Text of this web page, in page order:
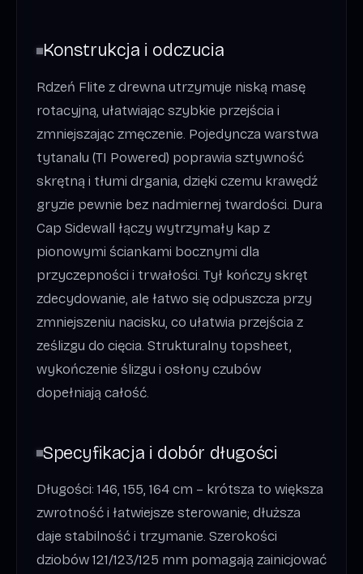
Konstrukcja i odczucia
Rdzeń Flite z drewna utrzymuje niską masę
rotacyjną, ułatwiając szybkie przejścia i
zmniejszając zmęczenie. Pojedyncza warstwa
tytanalu (TI Powered) poprawia sztywność
skrętną i tłumi drgania, dzięki czemu krawędź
gryzie pewnie bez nadmiernej twardości. Dura
Cap Sidewall łączy wytrzymały kap z
pionowymi ściankami bocznymi dla
przyczepności i trwałości. Tył kończy skręt
zdecydowanie, ale łatwo się odpuszcza przy
zmniejszeniu nacisku, co ułatwia przejścia z
ześlizgu do cięcia. Strukturalny topsheet,
wykończenie ślizgu i osłony czubów
dopełniają całość.
Specyfikacja i dobór długości
Długości: 146, 155, 164 cm – krótsza to większa
zwrotność i łatwiejsze sterowanie; dłuższa
daje stabilność i trzymanie. Szerokości
dziobów 121/123/125 mm pomagają zainicjować